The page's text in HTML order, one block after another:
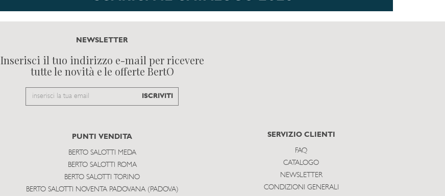
NEWSLETTER
Inserisci il tuo indirizzo e-mail per ricevere
tutte le novità e le offerte BertO
Email
ISCRIVITI
PUNTI VENDITA
BERTO SALOTTI MEDA
BERTO SALOTTI ROMA
BERTO SALOTTI TORINO
BERTO SALOTTI NOVENTA PADOVANA (PADOVA)
SERVIZIO CLIENTI
FAQ
CATALOGO
NEWSLETTER
CONDIZIONI GENERALI